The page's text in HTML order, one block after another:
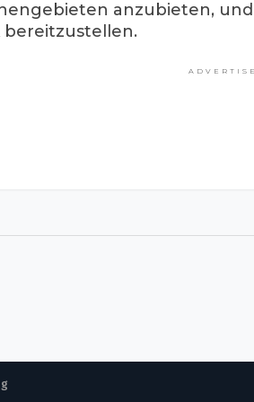
anzubieten,
bereitzustellen.